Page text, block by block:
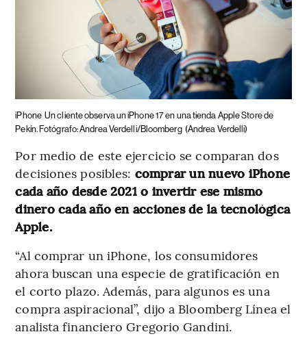
iPhone Un cliente observa un iPhone 17 en una tienda Apple Store de
Pekín. Fotógrafo: Andrea Verdelli/Bloomberg (Andrea Verdelli)
Por medio de este ejercicio se comparan dos
decisiones posibles: comprar un nuevo iPhone
cada año desde 2021 o invertir ese mismo
dinero cada año en acciones de la tecnológica
Apple.
“Al comprar un iPhone, los consumidores
ahora buscan una especie de gratificación en
el corto plazo. Además, para algunos es una
compra aspiracional”, dijo a Bloomberg Línea el
analista financiero Gregorio Gandini.